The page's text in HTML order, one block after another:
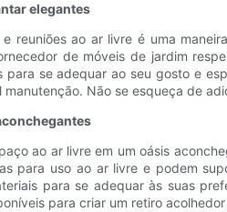
elegantes
e reuniões ao ar livre é uma
de móveis de jardim
para se adequar ao seu gosto e
Não se esqueça de
ao ar livre em um oásis
para uso ao ar livre e podem
para se adequar às suas
para criar um retiro